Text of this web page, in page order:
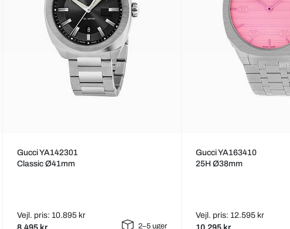
Gucci YA142301
Classic Ø41mm
Vejl. pris: 10.895 kr
2–5 uger
Gucci YA163410
25H Ø38mm
Vejl. pris: 12.595 kr